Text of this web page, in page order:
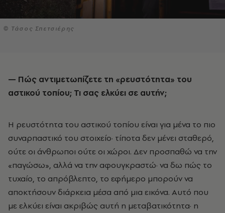
© Τάσος Σπετσιέρης
— Πώς αντιμετωπίζετε τη «ρευστότητα» του
αστικού τοπίου; Τι σας ελκύει σε αυτήν;
Η ρευστότητα του αστικού τοπίου είναι για μένα το πιο
συναρπαστικό του στοιχείο· τίποτα δεν μένει σταθερό,
ούτε οι άνθρωποι ούτε οι χώροι. Δεν προσπαθώ να την
«παγώσω», αλλά να την αφουγκραστώ· να δω πώς το
τυχαίο, το απρόβλεπτο, το εφήμερο μπορούν να
αποκτήσουν διάρκεια μέσα από μια εικόνα. Αυτό που
με ελκύει είναι ακριβώς αυτή η μεταβατικότητα· η